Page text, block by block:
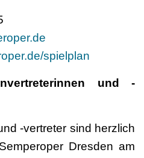
spielplan
und -
-vertreter sind herzlich
Dresden am